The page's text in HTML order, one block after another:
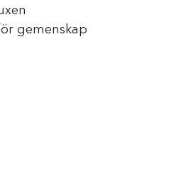
gemenskap